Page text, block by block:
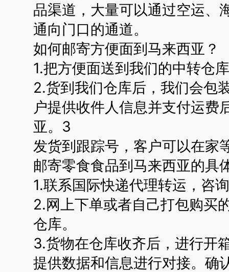
品渠道，大量可以通过空运、
通向门口的通道。
如何邮寄方便面到马来西亚？
1.把方便面送到我们的中转仓
2.货到我们仓库后，我们会包
户提供收件人信息并支付运费
亚。3
发货到跟踪号，客户可以在家
邮寄零食食品到马来西亚的具
1.联系国际快递代理转运，咨
2.网上下单或者自己打包购买
仓库。
3.货物在仓库收齐后，进行开
提供数据和信息进行对接。确